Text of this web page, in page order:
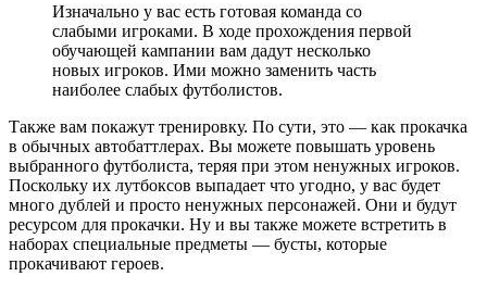
Изначально у вас есть готовая команда со
слабыми игроками. В ходе прохождения первой
обучающей кампании вам дадут несколько
новых игроков. Ими можно заменить часть
наиболее слабых футболистов.
Также вам покажут тренировку. По сути, это — как прокачка
в обычных автобаттлерах. Вы можете повышать уровень
выбранного футболиста, теряя при этом ненужных игроков.
Поскольку их лутбоксов выпадает что угодно, у вас будет
много дублей и просто ненужных персонажей. Они и будут
ресурсом для прокачки. Ну и вы также можете встретить в
наборах специальные предметы — бусты, которые
прокачивают героев.